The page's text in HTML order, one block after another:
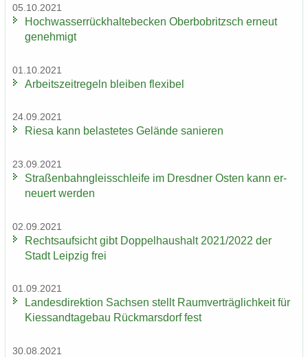
05.10.2021
Hoch­was­ser­rück­hal­te­be­cken Ober­bobritzsch er­neut
ge­neh­migt
01.10.2021
Ar­beits­zeit­re­geln blei­ben fle­xi­bel
24.09.2021
Riesa kann be­las­te­tes Ge­län­de sa­nie­ren
23.09.2021
Stra­ßen­bahn­gleis­schlei­fe im Dresd­ner Osten kann er­
neu­ert wer­den
02.09.2021
Rechts­auf­sicht gibt Dop­pel­haus­halt 2021/2022 der
Stadt Leip­zig frei
01.09.2021
Lan­des­di­rek­ti­on Sach­sen stellt Ra­um­ver­träg­lich­keit für
Kies­sand­ta­ge­bau Rück­mars­dorf fest
30.08.2021